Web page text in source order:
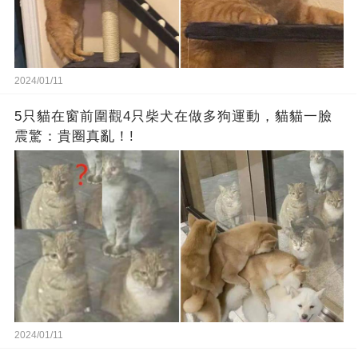
2024/01/11
5只貓在窗前圍觀4只柴犬在做多狗運動，貓貓一臉
震驚：貴圈真亂！!
2024/01/11